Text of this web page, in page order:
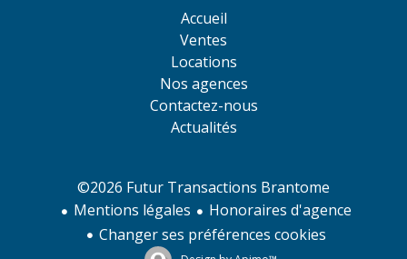
Accueil
Ventes
Locations
Nos agences
Contactez-nous
Actualités
©2026 Futur Transactions Brantome
Mentions légales
Honoraires d'agence
Changer ses préférences cookies